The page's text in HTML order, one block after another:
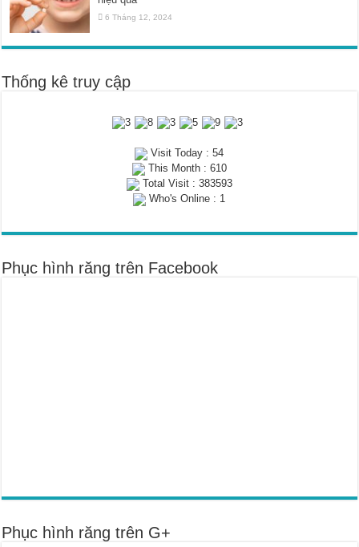
6 Tháng 12, 2024
Thống kê truy cập
Visit Today : 54
This Month : 610
Total Visit : 383593
Who's Online : 1
Phục hình răng trên Facebook
Phục hình răng trên G+